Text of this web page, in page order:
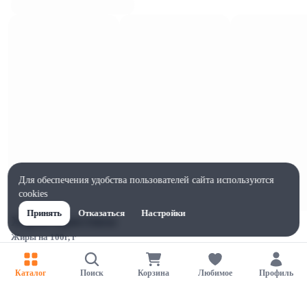
Характеристики
Жиры на 100г, г
Ширина, мм
Каталог Поиск Корзина Любимое Профиль
Для обеспечения удобства пользователей сайта используются
cookies
Принять
Отказаться Настройки